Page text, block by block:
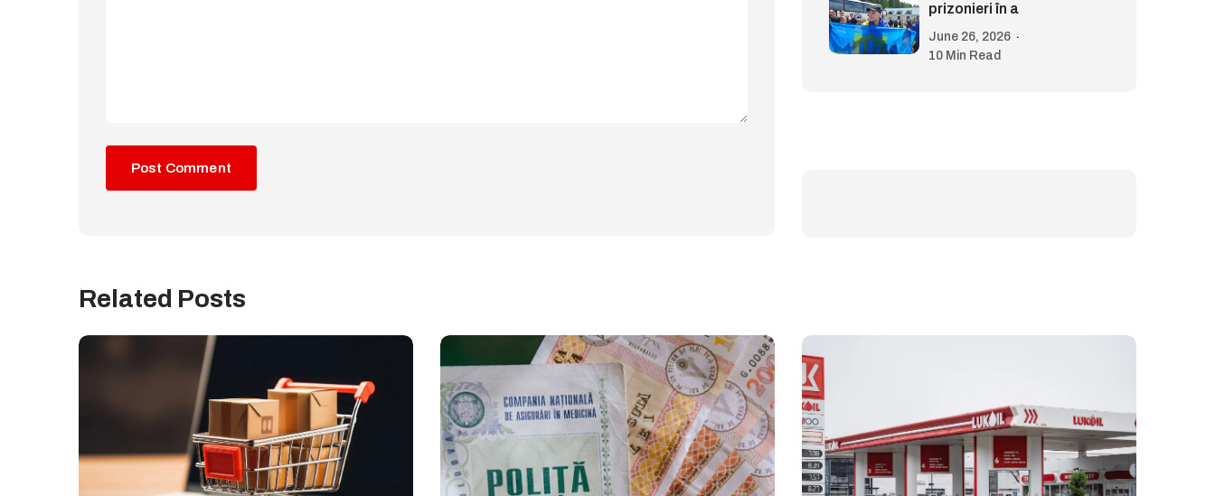
prizonieri în a
June 26, 2026
10 Min Read
Related Posts